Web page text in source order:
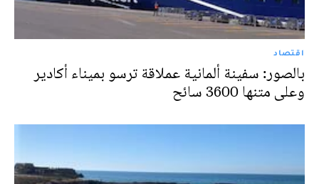
اقتصاد
بالصور: سفينة ألمانية عملاقة ترسو بميناء أكادير
وعلى متنها 3600 سائح